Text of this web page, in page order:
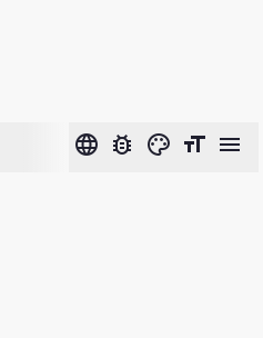
language bug_report color_lens format_size menu